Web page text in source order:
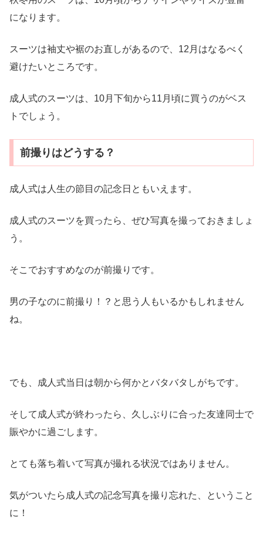
になります。
スーツは袖丈や裾のお直しがあるので、12月はなるべく
避けたいところです。
成人式のスーツは、10月下旬から11月頃に買うのがベス
トでしょう。
前撮りはどうする？
成人式は人生の節目の記念日ともいえます。
成人式のスーツを買ったら、ぜひ写真を撮っておきましょ
う。
そこでおすすめなのが前撮りです。
男の子なのに前撮り！？と思う人もいるかもしれません
ね。
でも、成人式当日は朝から何かとバタバタしがちです。
そして成人式が終わったら、久しぶりに合った友達同士で
賑やかに過ごします。
とても落ち着いて写真が撮れる状況ではありません。
気がついたら成人式の記念写真を撮り忘れた、ということ
に！